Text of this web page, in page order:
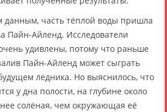
данным, часть тёплой воды пришла
Пайн-Айленд. Исследователи
удивлены, потому что раньше
Пайн-Айленд может сыграть
ледника. Но выяснилось, что
у дна полости, на глубине около
солёная, чем окружающая её